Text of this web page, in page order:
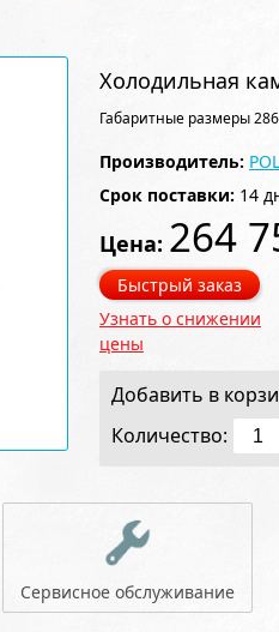
Холодильная
Габаритные размеры
Производитель:
Срок поставки: 14
Цена: 264
Быстрый заказ
Узнать о снижении
цены
Добавить в
Количество:
Сервисное обслуживание